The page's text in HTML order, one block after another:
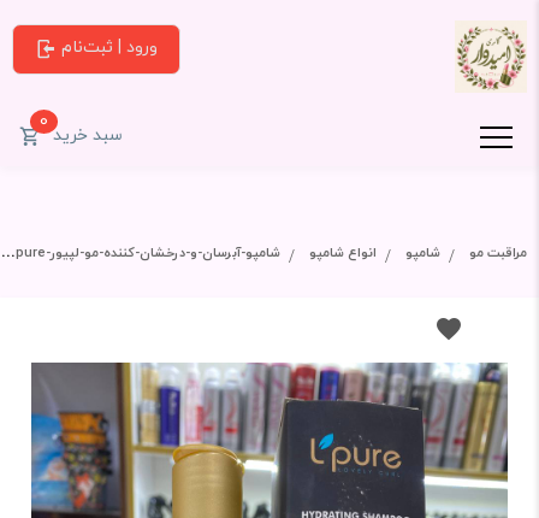
ورود | ثبت‌نام
سبد خرید0
مراقبت مو شامپو انواع شامپو شامپو-آبرسان-و-درخشان-کننده-مو-لپیور-lapure-مناسب-انواع-مو-۲۳۰-گرم